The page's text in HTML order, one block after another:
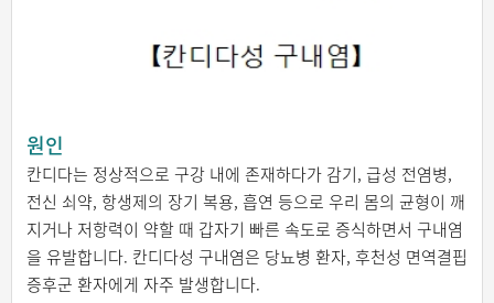
원인
칸디다는 정상적으로 구강 내에 존재하다가 감기, 급성 전염병,
전신 쇠약, 항생제의 장기 복용, 흡연 등으로 우리 몸의 균형이 깨
지거나 저항력이 약할 때 갑자기 빠른 속도로 증식하면서 구내염
을 유발합니다. 칸디다성 구내염은 당뇨병 환자, 후천성 면역결핍
증후군 환자에게 자주 발생합니다.